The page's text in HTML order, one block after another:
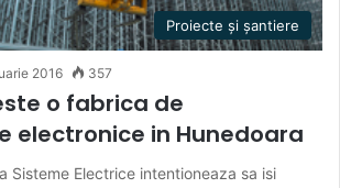
Proiecte și șantiere
2016 357
o fabrica de
electronice in Hunedoara
Sisteme Electrice intentioneaza sa isi